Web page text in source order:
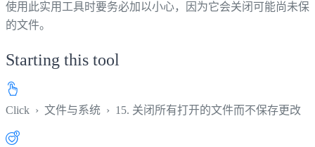
使用此实用工具时要务必加以小心，因为它会关闭可能尚未保
的文件。
Starting this tool
Click › 文件与系统 › 15. 关闭所有打开的文件而不保存更改